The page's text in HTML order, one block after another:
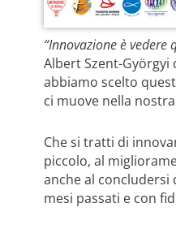
“Innovazione è
AlbertSzent-Györgyi
abbiamo scelto
ci muove nella
Che si tratti di
piccolo, al
anche al concludersi
mesi passati e con